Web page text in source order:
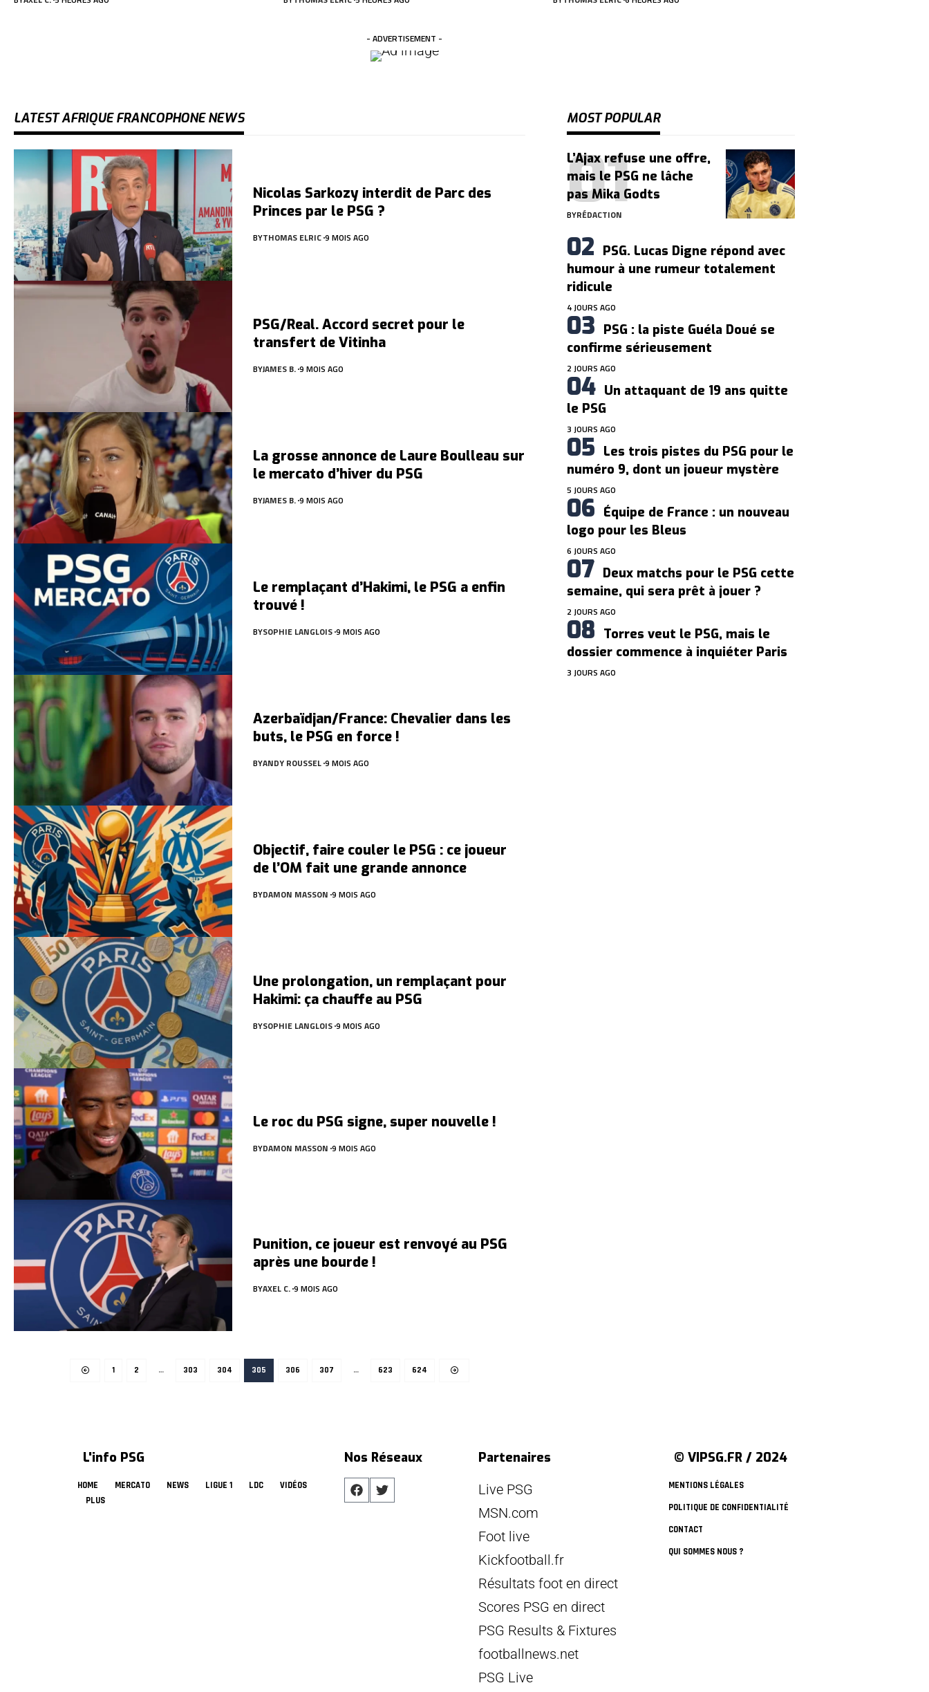
- ADVERTISEMENT -
LATEST AFRIQUE FRANCOPHONE NEWS
Nicolas Sarkozy interdit de Parc des
Princes par le PSG ?
BYTHOMAS ELRIC 9 MOIS AGO
PSG/Real. Accord secret pour le
transfert de Vitinha
BYJAMES B. 9 MOIS AGO
La grosse annonce de Laure Boulleau sur
le mercato d’hiver du PSG
BYJAMES B. 9 MOIS AGO
Le remplaçant d’Hakimi, le PSG a enfin
trouvé !
BYSOPHIE LANGLOIS 9 MOIS AGO
Azerbaïdjan/France: Chevalier dans les
buts, le PSG en force !
BYANDY ROUSSEL 9 MOIS AGO
Objectif, faire couler le PSG : ce joueur
de l’OM fait une grande annonce
BYDAMON MASSON 9 MOIS AGO
Une prolongation, un remplaçant pour
Hakimi: ça chauffe au PSG
BYSOPHIE LANGLOIS 9 MOIS AGO
Le roc du PSG signe, super nouvelle !
BYDAMON MASSON 9 MOIS AGO
Punition, ce joueur est renvoyé au PSG
après une bourde !
BYAXEL C. 9 MOIS AGO
1 2 … 303 304 305 306 307 … 623 624
MOST POPULAR
L’Ajax refuse une offre,
mais le PSG ne lâche
pas Mika Godts
BYRÉDACTION
PSG. Lucas Digne répond avec
humour à une rumeur totalement
ridicule
4 JOURS AGO
PSG : la piste Guéla Doué se
confirme sérieusement
2 JOURS AGO
Un attaquant de 19 ans quitte
le PSG
3 JOURS AGO
Les trois pistes du PSG pour le
numéro 9, dont un joueur mystère
5 JOURS AGO
Équipe de France : un nouveau
logo pour les Bleus
6 JOURS AGO
Deux matchs pour le PSG cette
semaine, qui sera prêt à jouer ?
2 JOURS AGO
Torres veut le PSG, mais le
dossier commence à inquiéter Paris
3 JOURS AGO
L'info PSG
HOME MERCATO NEWS LIGUE 1 LDC
VIDÉOS
PLUS
Nos Réseaux
Partenaires
Live PSG
MSN.com
Foot live
Kickfootball.fr
Résultats foot en direct
Scores PSG en direct
PSG Results & Fixtures
footballnews.net
PSG Live
© VIPSG.FR / 2024
MENTIONS LÉGALES
POLITIQUE DE CONFIDENTIALITÉ
CONTACT
QUI SOMMES NOUS ?